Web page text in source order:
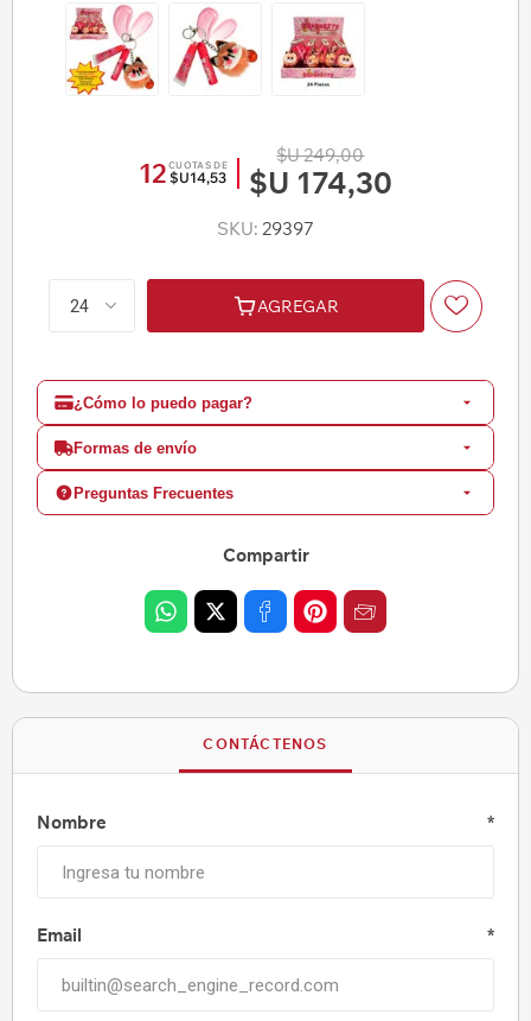
12 CUOTAS DE
$U14,53
$U 249,00
$U 174,30
SKU: 29397
AGREGAR
¿Cómo lo puedo pagar?
Formas de envío
Preguntas Frecuentes
Compartir
CONTÁCTENOS
Nombre *
Email *